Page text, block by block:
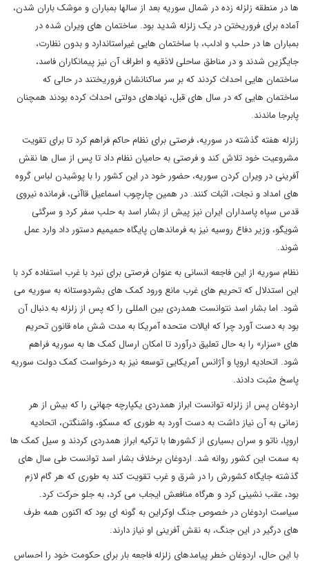
ها در منطقه زلزله زده در شمال سوریه بعد از سالها بمباران و موشک باران شدن،
آماده برای فروریختن در یک زلزله شدید بود. ساختمان های ویران شده در
بمباران ها در حلب و ادلب، با ساختمان هایی غیراستاندارد و بدون نظارت،
جایگزین شدند و در مناطق ساحلی لاذقیه و اطراف آن نیز پیمانکاران فاسد،
ساختمان هایی احداث کردند که بر سر ساکنانشان فروریختند در حالی که
ساختمان هایی که در سال های قبل، نهادهای دولتی احداث کرده بودند همچنان
پابرجا ماندند.
زلزله هفته گذشته در سوریه، فرصتی برای نظام حاکم فراهم کرد تا برای تقویت
مشروعیت خود تلاش کند و فرصتی به حامیان نظام داد تا پس از سال ها نقش
آفرینی در ویران کردن سوریه، حضور خود در این کشور را با پوشیدن لباس گروه
های امداد و نجات، اثبات کنند. در همین چارچوب اسماعیل قاآنی، فرمانده نیروی
قدس سپاه پاسداران ایران نیز پیش از بشار اسد به حلب سفر کرد و سرگئی
شویگو، وزیر دفاع روسیه نیز به فرماندهان پایگاه حمیمیم دستور داد وارد عمل
شوند.
نظام سوریه از این فاجعه انسانی به عنوان فرصتی برای نبرد با غرب استفاده کرد با
این استدلال که تحریم های غرب مانع ورود کمک های بشردوستانه به سوریه می
شود. اما بشار اسد نتوانست همدردی بین المللی را که پس از زلزله به دنبال آن
بود به دست آورد چرا که ایالات متحده آمریکا به مدت شش ماه قانون تحریم
های «سزار» را به حال تعلیق درآورد تا امکان ارسال کمک ها به سوریه فراهم
شود. اتحادیه اروپا و آژانس آمریکایی توسعه نیز به درخواست کمک دولت سوریه
پاسخ مثبت دادند.
اردوغان پس از زلزله توانست ابراز همدردی یکپارچه جهانی را که بیش از هر
زمانی به آن نیاز داشت به دست آورد به طوری که مسکو، واشنگتن، اتحادیه
اروپا، ناتو و سران بسیاری از کشورها با ترکیه ابراز همدردی کردند و سیل کمک ها
به سمت این کشور روانه شد. اردوغان برخلاف بشار اسد توانست طی سال های
گذشته جایگاه کشورش را در شرق و غرب تقویت کند به طوری که هر گام لازم
بود، عقب نشینی کرد و هرگاه منافعش ایجاب می کرد، به جلو حرکت کرد.
سیاست اردوغان در خصوص جنگ اوکراین به گونه ای بود که اکنون همه طرف
های درگیر در این جنگ، به نقش آفرینی او نیاز دارند.
با این حال، اردوغان خطر پیامدهای زلزله فاجعه بار برای حکومت خود را احساس